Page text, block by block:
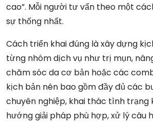
cao”. Mỗi người tư vấn theo một
sự thống nhất.
Cách triển khai đúng là xây dựng
từng nhóm dịch vụ như trị mụn,
chăm sóc da cơ bản hoặc các
kịch bản nên bao gồm đầy đủ các
chuyên nghiệp, khai thác tình trạng
hướng giải pháp phù hợp, xử lý câu